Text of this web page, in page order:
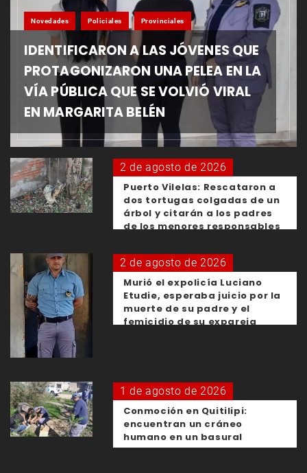
Novedades Policiales Provinciales
IDENTIFICARON A LAS JÓVENES QUE
PROTAGONIZARON UNA PELEA EN LA
VÍA PÚBLICA QUE SE VOLVIÓ VIRAL
EN MARGARITA BELÉN
2 de agosto de 2026
Puerto Vilelas: Rescataron a
dos tortugas colgadas de un
árbol y citarán a los padres
de los menores responsables
2 de agosto de 2026
Murió el expolicía Luciano
Etudie, esperaba juicio por la
muerte de su padre y el
femicidio de su expareja
1 de agosto de 2026
Conmoción en Quitilipi:
encuentran un cráneo
humano en un basural